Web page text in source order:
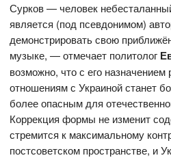
Сурков — человек
является (под псевдонимом)
демонстрировать свою
музыке, — отмечает политолог
возможно, что с его назначением
отношениям с Украиной станет
более опасным для
Коррекция формы не изменит
стремится к максимальному
постсоветском пространстве, и